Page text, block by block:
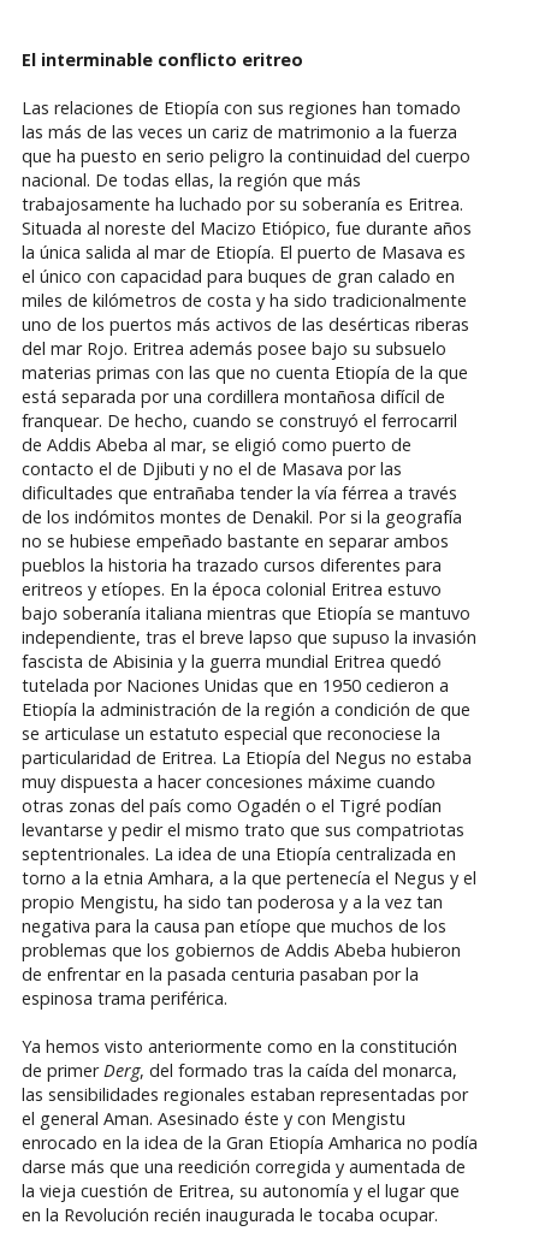
El interminable conflicto eritreo
Las relaciones de Etiopía con sus regiones han tomado
las más de las veces un cariz de matrimonio a la fuerza
que ha puesto en serio peligro la continuidad del cuerpo
nacional. De todas ellas, la región que más
trabajosamente ha luchado por su soberanía es Eritrea.
Situada al noreste del Macizo Etiópico, fue durante años
la única salida al mar de Etiopía. El puerto de Masava es
el único con capacidad para buques de gran calado en
miles de kilómetros de costa y ha sido tradicionalmente
uno de los puertos más activos de las desérticas riberas
del mar Rojo. Eritrea además posee bajo su subsuelo
materias primas con las que no cuenta Etiopía de la que
está separada por una cordillera montañosa difícil de
franquear. De hecho, cuando se construyó el ferrocarril
de Addis Abeba al mar, se eligió como puerto de
contacto el de Djibuti y no el de Masava por las
dificultades que entrañaba tender la vía férrea a través
de los indómitos montes de Denakil. Por si la geografía
no se hubiese empeñado bastante en separar ambos
pueblos la historia ha trazado cursos diferentes para
eritreos y etíopes. En la época colonial Eritrea estuvo
bajo soberanía italiana mientras que Etiopía se mantuvo
independiente, tras el breve lapso que supuso la invasión
fascista de Abisinia y la guerra mundial Eritrea quedó
tutelada por Naciones Unidas que en 1950 cedieron a
Etiopía la administración de la región a condición de que
se articulase un estatuto especial que reconociese la
particularidad de Eritrea. La Etiopía del Negus no estaba
muy dispuesta a hacer concesiones máxime cuando
otras zonas del país como Ogadén o el Tigré podían
levantarse y pedir el mismo trato que sus compatriotas
septentrionales. La idea de una Etiopía centralizada en
torno a la etnia Amhara, a la que pertenecía el Negus y el
propio Mengistu, ha sido tan poderosa y a la vez tan
negativa para la causa pan etíope que muchos de los
problemas que los gobiernos de Addis Abeba hubieron
de enfrentar en la pasada centuria pasaban por la
espinosa trama periférica.
Ya hemos visto anteriormente como en la constitución
de primerDerg, del formado tras la caída del monarca,
las sensibilidades regionales estaban representadas por
el general Aman. Asesinado éste y con Mengistu
enrocado en la idea de la Gran Etiopía Amharica no podía
darse más que una reedición corregida y aumentada de
la vieja cuestión de Eritrea, su autonomía y el lugar que
en la Revolución recién inaugurada le tocaba ocupar.